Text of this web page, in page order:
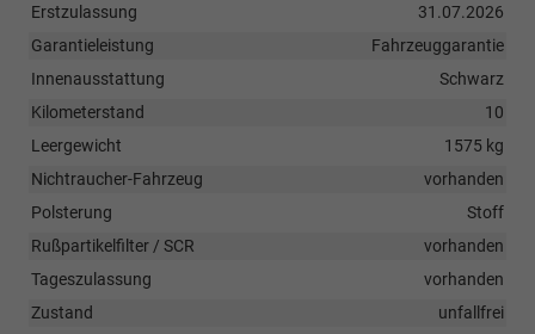
Erstzulassung
31.07.2026
Garantieleistung
Fahrzeuggarantie
Innenausstattung
Schwarz
Kilometerstand
10
Leergewicht
1575 kg
Nichtraucher-Fahrzeug
vorhanden
Polsterung
Stoff
Rußpartikelfilter / SCR
vorhanden
Tageszulassung
vorhanden
Zustand
unfallfrei